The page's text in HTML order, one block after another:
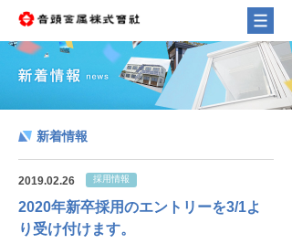
新着情報
2019.02.26 採用情報
2020年新卒採用のエントリーを3/1よ
り受け付けます。